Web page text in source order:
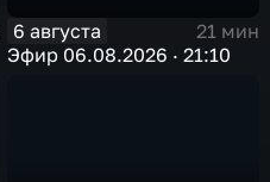
6 августа
21 мин
Эфир 06.08.2026 · 21:10